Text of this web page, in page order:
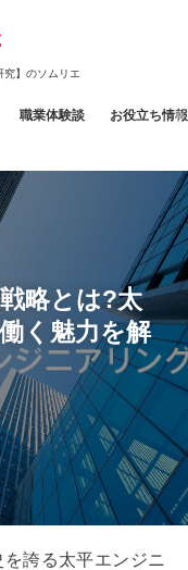
究】のソムリエ
職業体験談 お役立ち情報
略とは?太
く魅力を解
誇る太平エンジニ